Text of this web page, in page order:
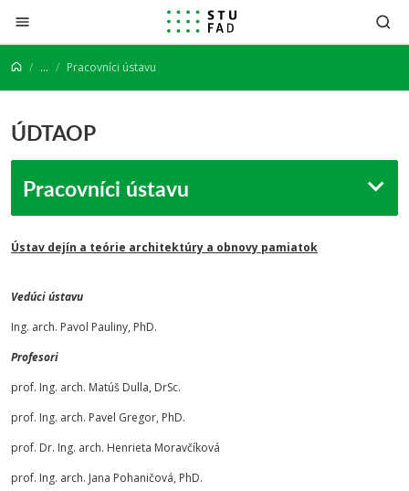
Prejsť na obsah
... Pracovníci ústavu
ÚDTAOP
Pracovníci ústavu
Ústav dejín a teórie architektúry a obnovy pamiatok
Vedúci ústavu
Ing. arch. Pavol Pauliny, PhD.
Profesori
prof. Ing. arch. Matúš Dulla, DrSc.
prof. Ing. arch. Pavel Gregor, PhD.
prof. Dr. Ing. arch. Henrieta Moravčíková
prof. Ing. arch. Jana Pohaničová, PhD.